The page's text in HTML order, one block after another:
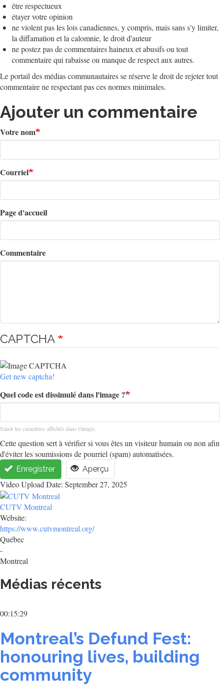
être respectueux
étayer votre opinion
ne violent pas les lois canadiennes, y compris, mais sans s'y limiter,
la diffamation et la calomnie, le droit d'auteur
ne postez pas de commentaires haineux et abusifs ou tout
commentaire qui rabaisse ou manque de respect aux autres.
Le portail des médias communautaires se réserve le droit de rejeter tout
commentaire ne respectant pas ces normes minimales.
Ajouter un commentaire
Votre nom
Courriel
Page d'accueil
Commentaire
CAPTCHA
Get new captcha!
Quel code est dissimulé dans l'image ?
Saisir les caractères affichés dans l'image.
Cette question sert à vérifier si vous êtes un visiteur humain ou non afin
d'éviter les soumissions de pourriel (spam) automatisées.
Enregistrer Aperçu
Video Upload Date: September 27, 2025
CUTV Montreal
Website:
https://www.cutvmontreal.org/
Québec
-
Montreal
Médias récents
00:15:29
Montreal’s Defund Fest:
honouring lives, building
community